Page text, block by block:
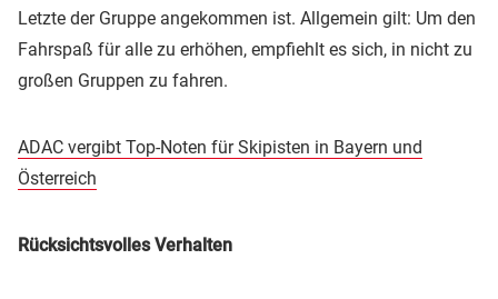
Letzte der Gruppe angekommen ist. Allgemein gilt: Um den
Fahrspaß für alle zu erhöhen, empfiehlt es sich, in nicht zu
großen Gruppen zu fahren.
ADAC vergibt Top-Noten für Skipisten in Bayern und
Österreich
Rücksichtsvolles Verhalten